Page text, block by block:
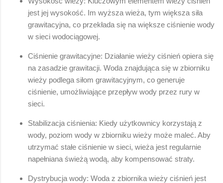
jest jej wysokość. Im wyższa wieża, tym większa siła
grawitacyjna, co przekłada się na większe ciśnienie wody
w sieci wodociągowej.
Ciśnienie grawitacyjne: Działanie wieży ciśnień opiera się
na zasadzie grawitacji. Woda znajdująca się w zbiorniku
wieży podlega siłom grawitacyjnym, co generuje
ciśnienie, umożliwiające przepływ wody przez rury w
sieci.
Stabilizacja ciśnienia: Kiedy użytkownicy korzystają z
wody, poziom wody w zbiorniku wieży może maleć. Aby
utrzymać stałe ciśnienie w sieci, wieża jest regularnie
napełniana świeżą wodą, aby kompensować straty.
Dystrybucja wody: Woda z zbiornika wieży ciśnień jest